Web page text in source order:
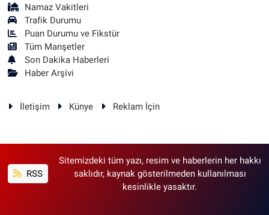
Namaz Vakitleri
Trafik Durumu
Puan Durumu ve Fikstür
Tüm Manşetler
Son Dakika Haberleri
Haber Arşivi
İletişim Künye Reklam İçin
RSS
Sitemizdeki tüm yazı, resim ve haberlerin her hakkı
saklıdır, kaynak gösterilmeden kullanılması
kesinlikle yasaktır.